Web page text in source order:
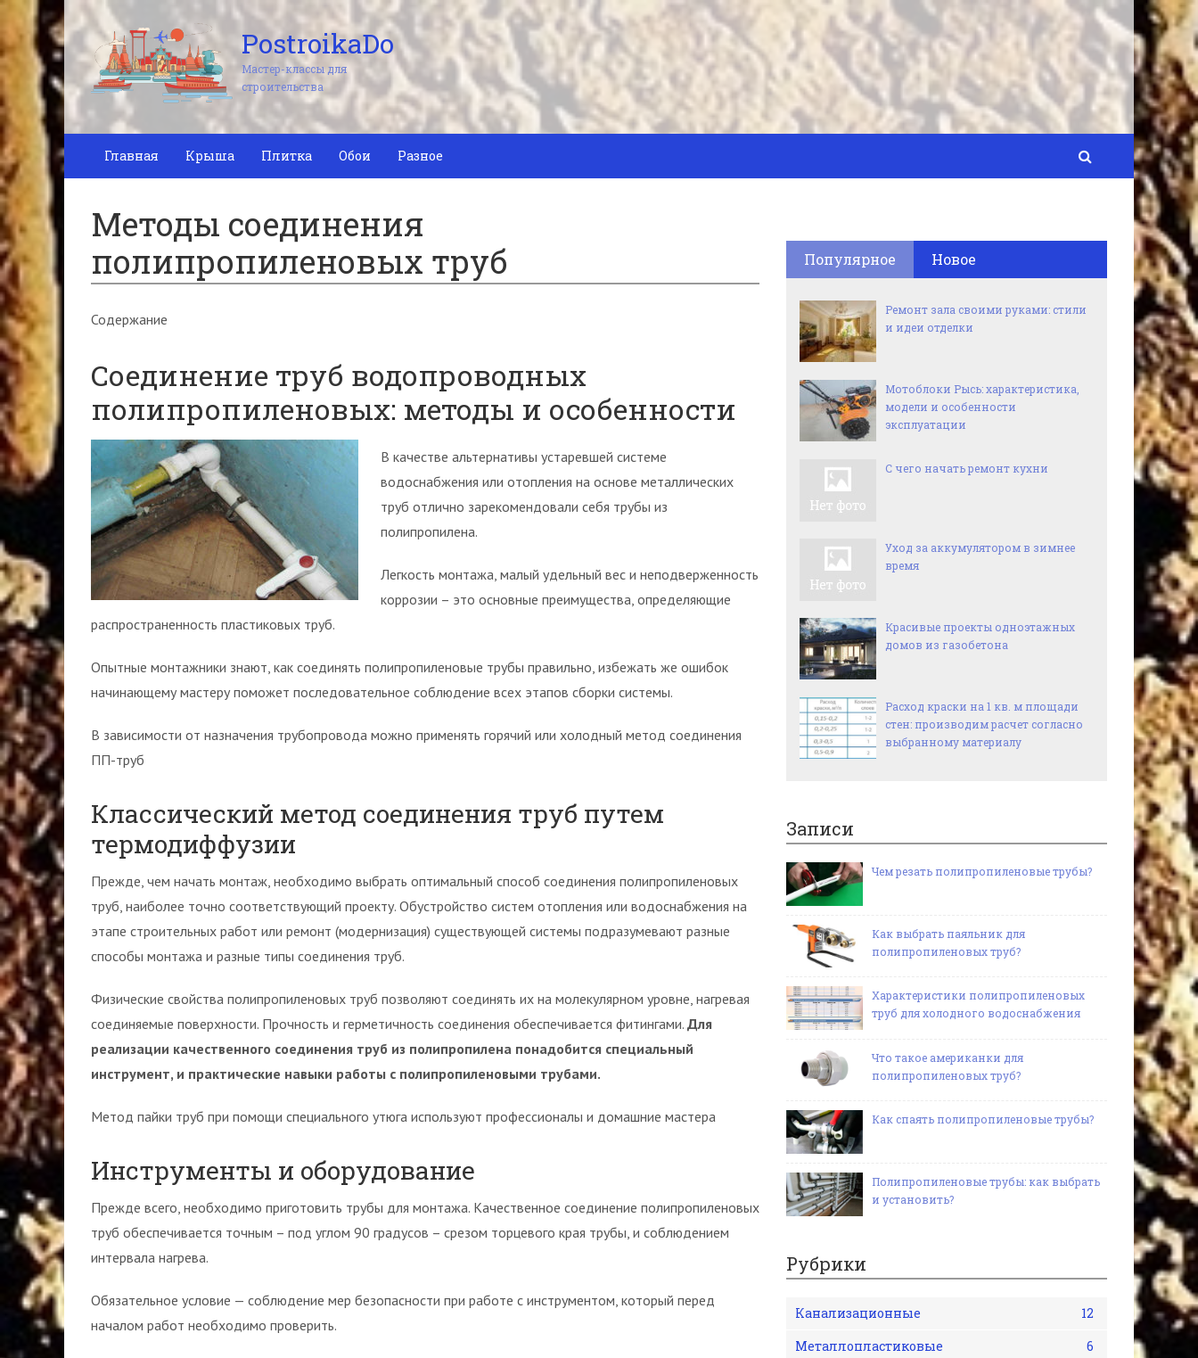
PostroikaDo
Мастер-классы для
строительства
Главная Крыша Плитка Обои Разное
Методы соединения
полипропиленовых труб
Содержание
Соединение труб водопроводных
полипропиленовых: методы и особенности
В качестве альтернативы устаревшей системе
водоснабжения или отопления на основе металлических
труб отлично зарекомендовали себя трубы из
полипропилена.
Легкость монтажа, малый удельный вес и неподверженность
коррозии – это основные преимущества, определяющие
распространенность пластиковых труб.
Опытные монтажники знают, как соединять полипропиленовые трубы правильно, избежать же ошибок
начинающему мастеру поможет последовательное соблюдение всех этапов сборки системы.
В зависимости от назначения трубопровода можно применять горячий или холодный метод соединения
ПП-труб
Классический метод соединения труб путем
термодиффузии
Прежде, чем начать монтаж, необходимо выбрать оптимальный способ соединения полипропиленовых
труб, наиболее точно соответствующий проекту. Обустройство систем отопления или водоснабжения на
этапе строительных работ или ремонт (модернизация) существующей системы подразумевают разные
способы монтажа и разные типы соединения труб.
Физические свойства полипропиленовых труб позволяют соединять их на молекулярном уровне, нагревая
соединяемые поверхности. Прочность и герметичность соединения обеспечивается фитингами. Для
реализации качественного соединения труб из полипропилена понадобится специальный
инструмент, и практические навыки работы с полипропиленовыми трубами.
Метод пайки труб при помощи специального утюга используют профессионалы и домашние мастера
Инструменты и оборудование
Прежде всего, необходимо приготовить трубы для монтажа. Качественное соединение полипропиленовых
труб обеспечивается точным – под углом 90 градусов – срезом торцевого края трубы, и соблюдением
интервала нагрева.
Обязательное условие — соблюдение мер безопасности при работе с инструментом, который перед
началом работ необходимо проверить.
Популярное Новое
Ремонт зала своими руками: стили
и идеи отделки
Мотоблоки Рысь: характеристика,
модели и особенности
эксплуатации
С чего начать ремонт кухни
Уход за аккумулятором в зимнее
время
Красивые проекты одноэтажных
домов из газобетона
Расход краски на 1 кв. м площади
стен: производим расчет согласно
выбранному материалу
Записи
Чем резать полипропиленовые трубы?
Как выбрать паяльник для
полипропиленовых труб?
Характеристики полипропиленовых
труб для холодного водоснабжения
Что такое американки для
полипропиленовых труб?
Как спаять полипропиленовые трубы?
Полипропиленовые трубы: как выбрать
и установить?
Рубрики
Канализационные
12
Металлопластиковые
6